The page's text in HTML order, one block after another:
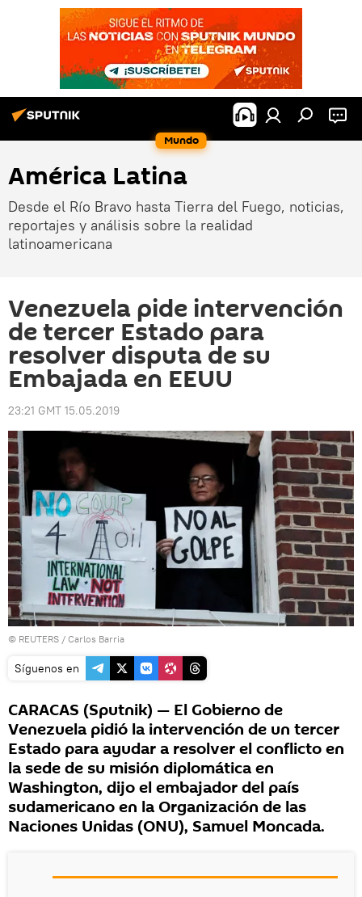
Mundo
América Latina
Desde el Río Bravo hasta Tierra del Fuego, noticias,
reportajes y análisis sobre la realidad
latinoamericana
Venezuela pide intervención
de tercer Estado para
resolver disputa de su
Embajada en EEUU
23:21 GMT 15.05.2019
© REUTERS / Carlos Barria
Síguenos en
CARACAS (Sputnik) — El Gobierno de
Venezuela pidió la intervención de un tercer
Estado para ayudar a resolver el conflicto en
la sede de su misión diplomática en
Washington, dijo el embajador del país
sudamericano en la Organización de las
Naciones Unidas (ONU), Samuel Moncada.